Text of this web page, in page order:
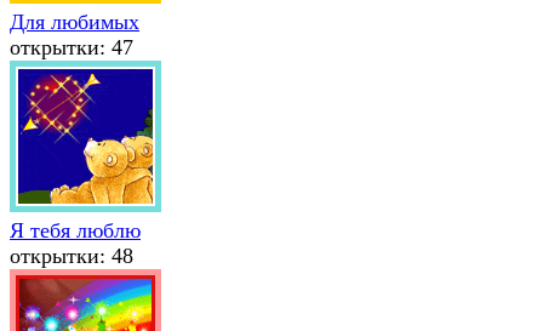
Для любимых
открытки: 47
Я тебя люблю
открытки: 48